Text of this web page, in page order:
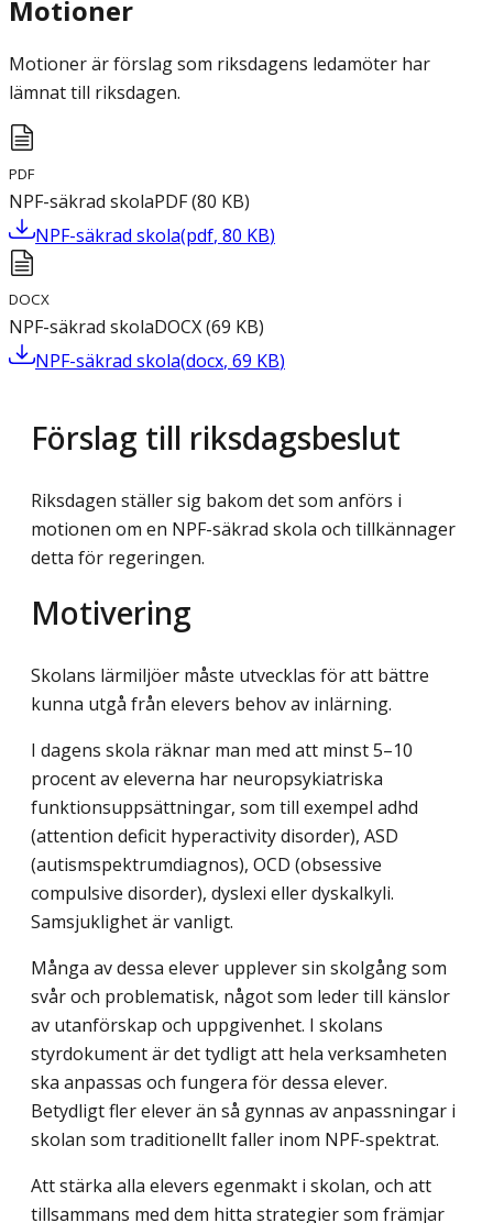
Motioner
Motioner är förslag som riksdagens ledamöter har
lämnat till riksdagen.
PDF
NPF-säkrad skolaPDF(80 KB)
NPF-säkrad skola(pdf, 80 KB)
DOCX
NPF-säkrad skolaDOCX(69 KB)
NPF-säkrad skola(docx, 69 KB)
Förslag till riksdagsbeslut
Riksdagen ställer sig bakom det som anförs i
motionen om en NPF-säkrad skola och tillkännager
detta för regeringen.
Motivering
Skolans lärmiljöer måste utvecklas för att bättre
kunna utgå från elevers behov av inlärning.
I dagens skola räknar man med att minst 5–10
procent av eleverna har neuro­psykiatriska
funktionsuppsättningar, som till exempel adhd
(attention deficit hyperactivity disorder), ASD
(autismspektrumdiagnos), OCD (obsessive
compulsive disorder), dyslexi eller dyskalkyli.
Samsjuklighet är vanligt.
Många av dessa elever upplever sin skolgång som
svår och problematisk, något som leder till känslor
av utanförskap och uppgivenhet. I skolans
styrdokument är det tydligt att hela verksamheten
ska anpassas och fungera för dessa elever.
Betydligt fler elever än så gynnas av anpassningar i
skolan som traditionellt faller inom NPF-spektrat.
Att stärka alla elevers egenmakt i skolan, och att
tillsammans med dem hitta strate­gier som främjar